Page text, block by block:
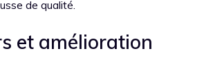
de qualité.
et amélioration